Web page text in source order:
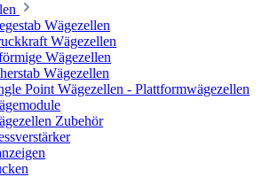
Wägezellen
Wägezellen
Wägezellen
Wägezellen
Point Wägezellen - Plattformwägezellen
Zubehör